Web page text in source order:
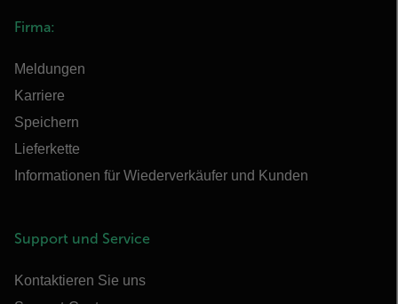
Firma:
Meldungen
Karriere
Speichern
Lieferkette
Informationen für Wiederverkäufer und Kunden
Support und Service
Kontaktieren Sie uns